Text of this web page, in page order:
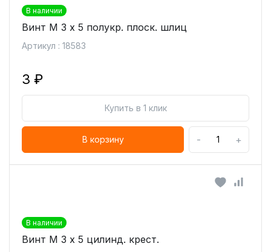
В наличии
Винт М 3 х 5 полукр. плоск. шлиц
Артикул : 18583
3 ₽
Купить в 1 клик
В корзину - +
В наличии
Винт М 3 х 5 цилинд. крест.